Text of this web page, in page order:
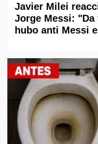
Javier Milei
Jorge Messi: "Da
hubo anti Messi